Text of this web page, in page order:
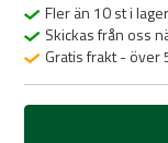
Fler än 10 st i lager
Skickas från oss
Gratis frakt - över